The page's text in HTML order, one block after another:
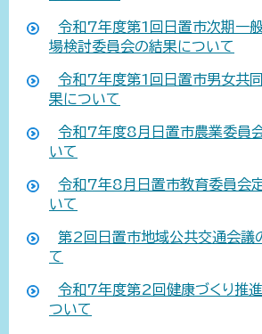
令和7年度第1回日置市次期一
場検討委員会の結果について
令和7年度第1回日置市男女共
果について
令和7年度8月日置市農業委員
いて
令和7年8月日置市教育委員会
いて
第2回日置市地域公共交通会議
て
令和7年度第2回健康づくり推
ついて